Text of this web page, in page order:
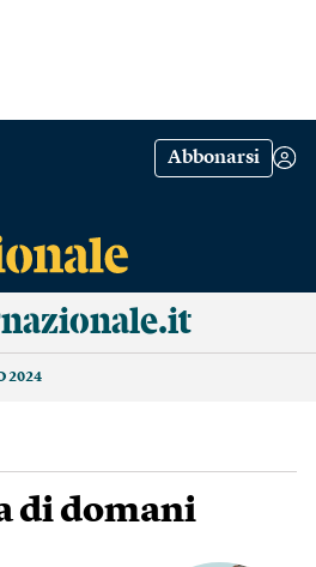
Abbonarsi
2024
di domani